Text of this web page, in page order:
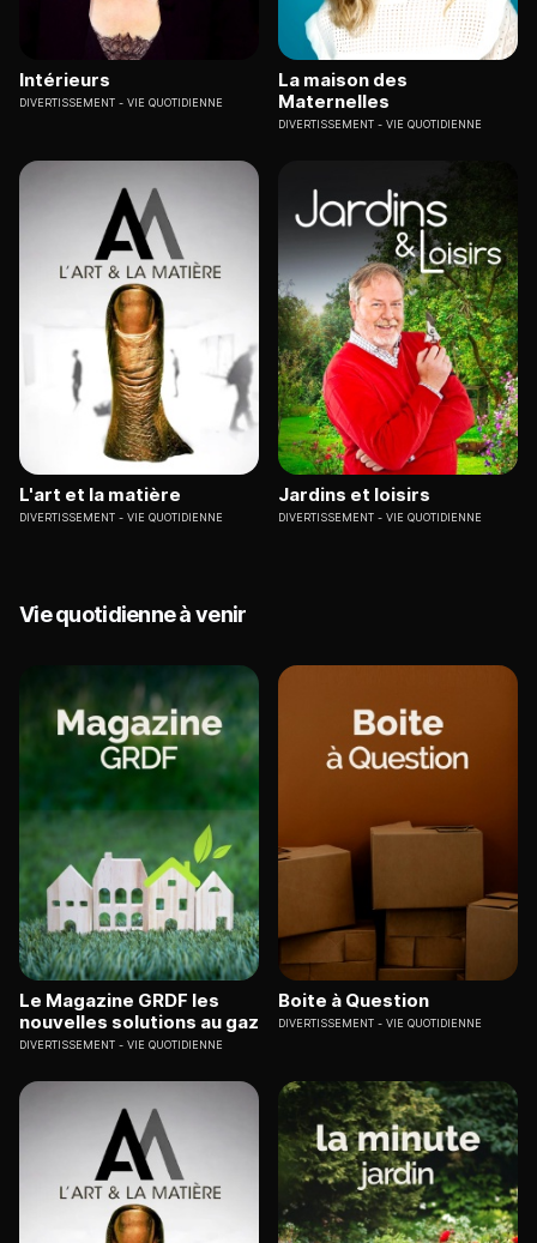
Intérieurs
DIVERTISSEMENT VIE QUOTIDIENNE
La maison des
Maternelles
DIVERTISSEMENT VIE QUOTIDIENNE
L'art et la matière
DIVERTISSEMENT VIE QUOTIDIENNE
Jardins et loisirs
DIVERTISSEMENT VIE QUOTIDIENNE
Vie quotidienne à venir
Le Magazine GRDF les
nouvelles solutions au gaz
DIVERTISSEMENT VIE QUOTIDIENNE
Boite à Question
DIVERTISSEMENT VIE QUOTIDIENNE